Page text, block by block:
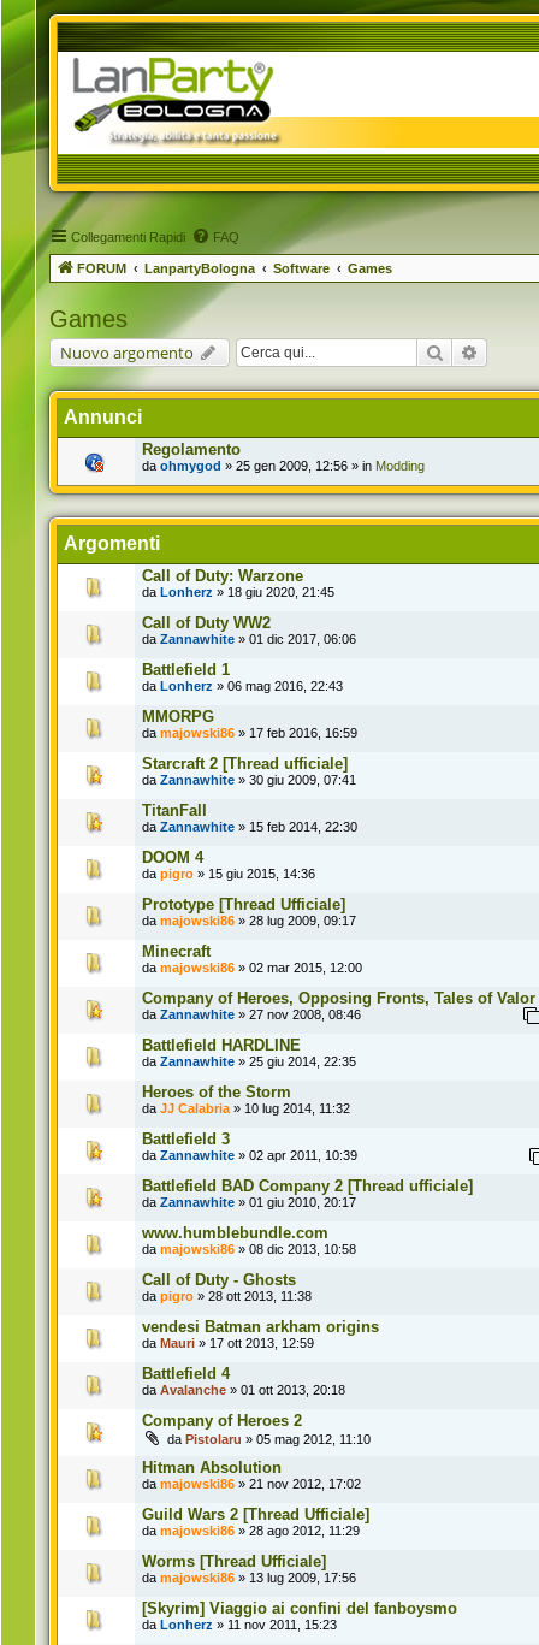
Collegamenti Rapidi FAQ
FORUM LanpartyBologna Software Games
Games
Nuovo argomento Cerca
Annunci
Regolamento
da ohmygod » 25 gen 2009, 12:56 » in Modding
Argomenti
Call of Duty: Warzone
da Lonherz » 18 giu 2020, 21:45
Call of Duty WW2
da Zannawhite » 01 dic 2017, 06:06
Battlefield 1
da Lonherz » 06 mag 2016, 22:43
MMORPG
da majowski86 » 17 feb 2016, 16:59
Starcraft 2 [Thread ufficiale]
da Zannawhite » 30 giu 2009, 07:41
TitanFall
da Zannawhite » 15 feb 2014, 22:30
DOOM 4
da pigro » 15 giu 2015, 14:36
Prototype [Thread Ufficiale]
da majowski86 » 28 lug 2009, 09:17
Minecraft
da majowski86 » 02 mar 2015, 12:00
Company of Heroes, Opposing Fronts, Tales of Valor
da Zannawhite » 27 nov 2008, 08:46
Battlefield HARDLINE
da Zannawhite » 25 giu 2014, 22:35
Heroes of the Storm
da JJ Calabria » 10 lug 2014, 11:32
Battlefield 3
da Zannawhite » 02 apr 2011, 10:39
Battlefield BAD Company 2 [Thread ufficiale]
da Zannawhite » 01 giu 2010, 20:17
www.humblebundle.com
da majowski86 » 08 dic 2013, 10:58
Call of Duty - Ghosts
da pigro » 28 ott 2013, 11:38
vendesi Batman arkham origins
da Mauri » 17 ott 2013, 12:59
Battlefield 4
da Avalanche » 01 ott 2013, 20:18
Company of Heroes 2
da Pistolaru » 05 mag 2012, 11:10
Hitman Absolution
da majowski86 » 21 nov 2012, 17:02
Guild Wars 2 [Thread Ufficiale]
da majowski86 » 28 ago 2012, 11:29
Worms [Thread Ufficiale]
da majowski86 » 13 lug 2009, 17:56
[Skyrim] Viaggio ai confini del fanboysmo
da Lonherz » 11 nov 2011, 15:23